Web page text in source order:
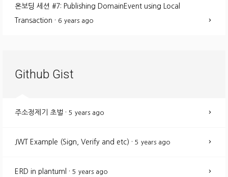
온보딩 세션 #7: Publishing DomainEvent using Local
Transaction · 6 years ago
Github Gist
주소정제기 초벌 · 5 years ago
JWT Example (Sign, Verify and etc) · 5 years ago
ERD in plantuml · 5 years ago